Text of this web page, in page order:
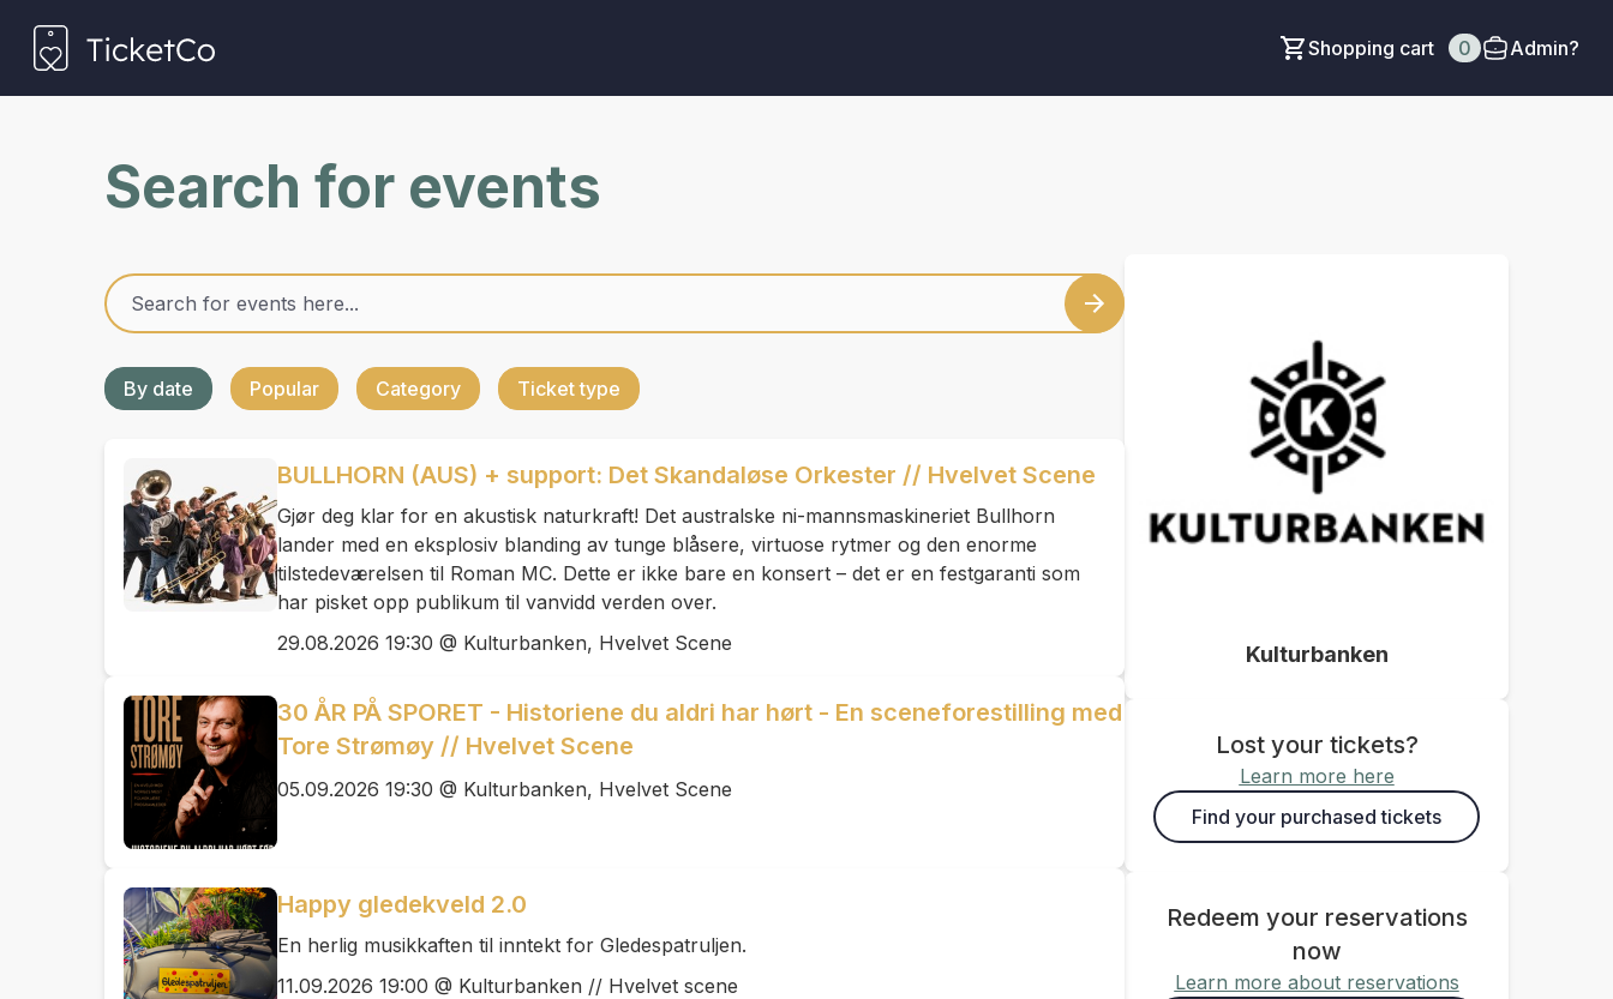
Shopping cart 0 Admin?
Search for events
By date Popular Category Ticket type
BULLHORN (AUS) + support: Det Skandaløse Orkester // Hvelvet Scene
Gjør deg klar for en akustisk naturkraft! Det australske ni-mannsmaskineriet Bullhorn
lander med en eksplosiv blanding av tunge blåsere, virtuose rytmer og den enorme
tilstedeværelsen til Roman MC. Dette er ikke bare en konsert – det er en festgaranti som
har pisket opp publikum til vanvidd verden over.
29.08.2026 19:30 @ Kulturbanken, Hvelvet Scene
30 ÅR PÅ SPORET - Historiene du aldri har hørt - En sceneforestilling med
Tore Strømøy // Hvelvet Scene
05.09.2026 19:30 @ Kulturbanken, Hvelvet Scene
Happy gledekveld 2.0
En herlig musikkaften til inntekt for Gledespatruljen.
11.09.2026 19:00 @ Kulturbanken // Hvelvet scene
Kulturbanken
Lost your tickets?
Learn more here
Find your purchased tickets
Redeem your reservations
now
Learn more about reservations